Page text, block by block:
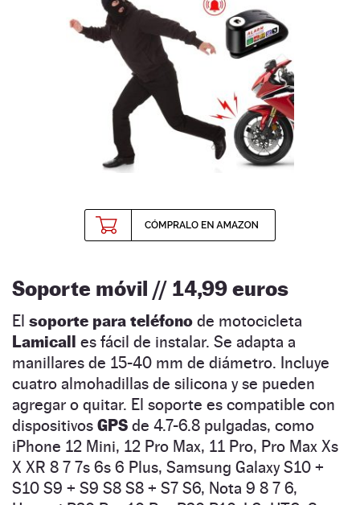
Soporte móvil // 14,99 euros
El soporte para teléfono de motocicleta
Lamicall es fácil de instalar. Se adapta a
manillares de 15-40 mm de diámetro. Incluye
cuatro almohadillas de silicona y se pueden
agregar o quitar. El soporte es compatible con
dispositivos GPS de 4.7-6.8 pulgadas, como
iPhone 12 Mini, 12 Pro Max, 11 Pro, Pro Max Xs
X XR 8 7 7s 6s 6 Plus, Samsung Galaxy S10 +
S10 S9 + S9 S8 S8 + S7 S6, Nota 9 8 7 6,